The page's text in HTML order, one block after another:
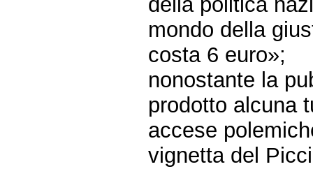
mondo della
costa 6 euro»;
nonostante la
prodotto alcuna
accese
vignetta del